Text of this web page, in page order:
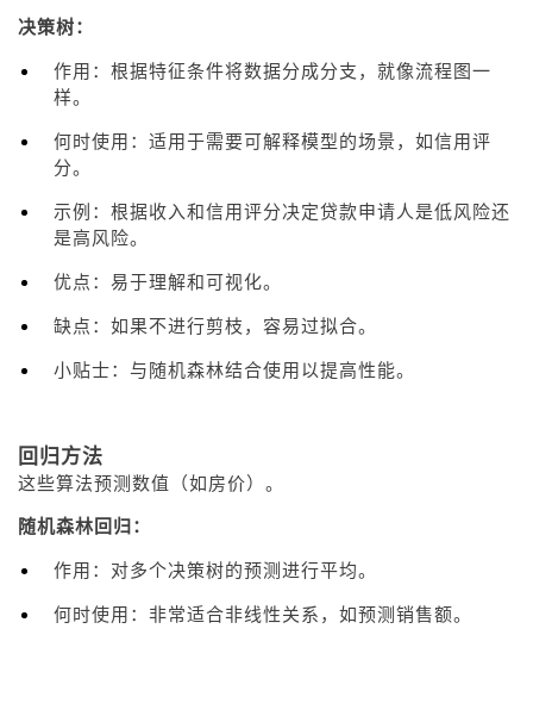
决策树：
作用：根据特征条件将数据分成分支，就像流程图一
样。
何时使用：适用于需要可解释模型的场景，如信用评
分。
示例：根据收入和信用评分决定贷款申请人是低风险还
是高风险。
优点：易于理解和可视化。
缺点：如果不进行剪枝，容易过拟合。
小贴士：与随机森林结合使用以提高性能。
回归方法
这些算法预测数值（如房价）。
随机森林回归：
作用：对多个决策树的预测进行平均。
何时使用：非常适合非线性关系，如预测销售额。